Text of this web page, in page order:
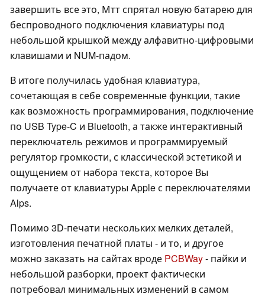
завершить все это, Мтт спрятал новую батарею для
беспроводного подключения клавиатуры под
небольшой крышкой между алфавитно-цифровыми
клавишами и NUM-падом.
В итоге получилась удобная клавиатура,
сочетающая в себе современные функции, такие
как возможность программирования, подключение
по USB Type-C и Bluetooth, а также интерактивный
переключатель режимов и программируемый
регулятор громкости, с классической эстетикой и
ощущением от набора текста, которое Вы
получаете от клавиатуры Apple с переключателями
Alps.
Помимо 3D-печати нескольких мелких деталей,
изготовления печатной платы - и то, и другое
можно заказать на сайтах вроде PCBWay- пайки и
небольшой разборки, проект фактически
потребовал минимальных изменений в самом